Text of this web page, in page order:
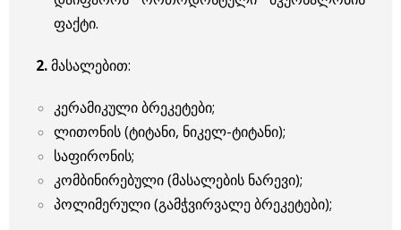
ფაქტი.
2.მასალებით:
კერამიკული ბრეკეტები;
ლითონის (ტიტანი, ნიკელ-ტიტანი);
საფირონის;
კომბინირებული (მასალების ნარევი);
პოლიმერული (გამჭვირვალე ბრეკეტები);